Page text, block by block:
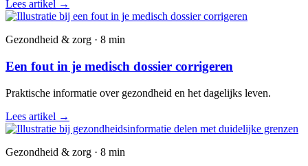
Lees artikel →
Gezondheid & zorg · 8 min
Een fout in je medisch dossier corrigeren
Praktische informatie over gezondheid en het dagelijks leven.
Lees artikel →
Gezondheid & zorg · 8 min